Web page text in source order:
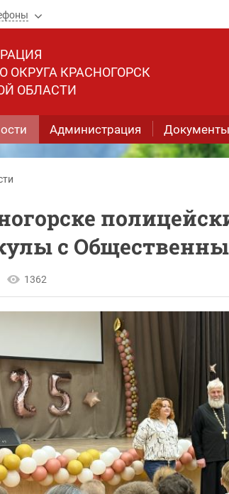
ОКРУГА КРАСНОГОРСК
ОБЛАСТИ
Администрация Документы
с
1362